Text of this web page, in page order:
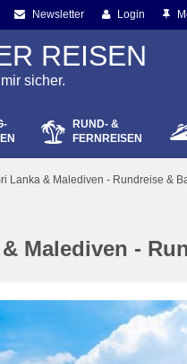
Newsletter Login
Passwort
REISEN
sicher.
RUND- &
FERNREISEN
Lanka & Malediven - Rundreise &
Malediven -